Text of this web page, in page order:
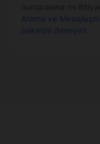
Arama ve
paketini deneyin!